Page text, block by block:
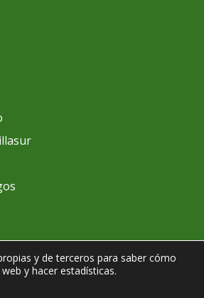
de Cookies
y de terceros para saber cómo
y hacer estadísticas.